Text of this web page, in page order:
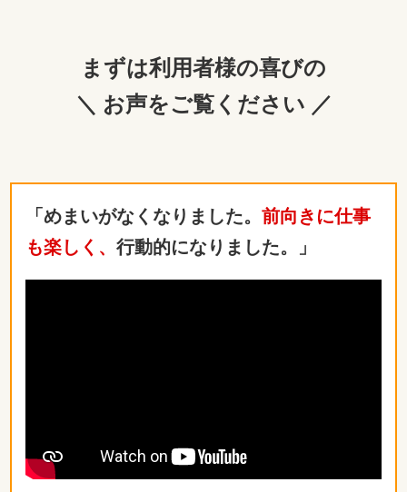
まずは利用者様の喜びの
＼ お声をご覧ください ／
「めまいがなくなりました。 前向きに仕事
も楽しく、 行動的になりました。」